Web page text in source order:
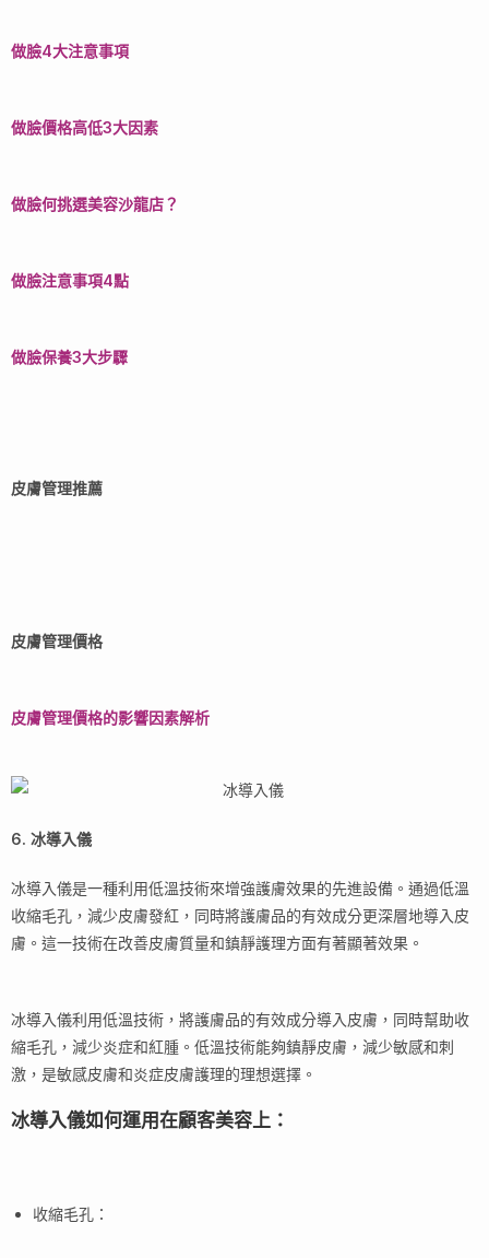
做臉4大注意事項
做臉價格高低3大因素
做臉何挑選美容沙龍店？
做臉注意事項4點
做臉保養3大步驟
皮膚管理推薦
皮膚管理價格
皮膚管理價格的影響因素解析
6. 冰導入儀
冰導入儀是一種利用低溫技術來增強護膚效果的先進設備。通過低溫
收縮毛孔，減少皮膚發紅，同時將護膚品的有效成分更深層地導入皮
膚。這一技術在改善皮膚質量和鎮靜護理方面有著顯著效果。
冰導入儀利用低溫技術，將護膚品的有效成分導入皮膚，同時幫助收
縮毛孔，減少炎症和紅腫。低溫技術能夠鎮靜皮膚，減少敏感和刺
激，是敏感皮膚和炎症皮膚護理的理想選擇。
冰導入儀如何運用在顧客美容上：
收縮毛孔：